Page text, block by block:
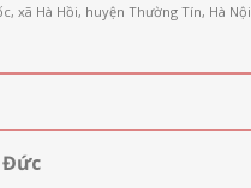
xã Hà Hồi, huyện Thường Tín, Hà Nội
Đức